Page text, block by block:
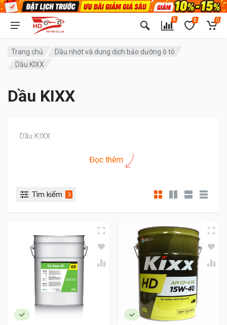
0 0 0
Trang chủ
Dầu nhớt và dung dịch bảo dưỡng ô tô
Dầu KIXX
Dầu KIXX
Dầu KIXX
Đọc thêm
Tìm kiếm 3